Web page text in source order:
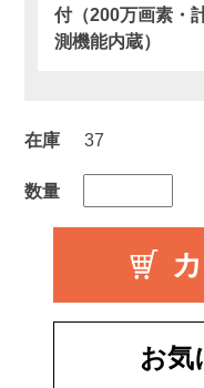
付（200万画素・
測機能内蔵）
在庫 37
数量
お気